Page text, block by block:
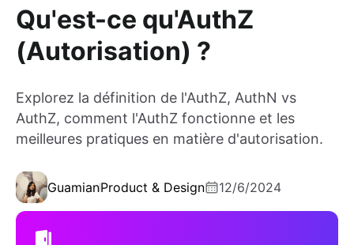
Qu'est-ce qu'AuthZ
(Autorisation) ?
Explorez la définition de l'AuthZ, AuthN vs
AuthZ, comment l'AuthZ fonctionne et les
meilleures pratiques en matière d'autorisation.
GuamianProduct & Design 12/6/2024